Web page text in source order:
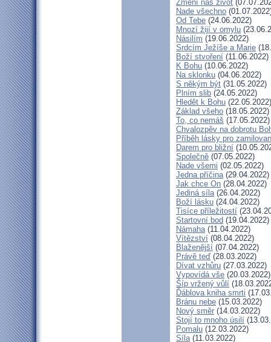
Změní náš život
Nade všechno
Od Tebe (24.06.2022)
Mnozí žijí v omylu
Násilím (19.06.2022)
Srdcím Ježíše a Marie
Boží stvoření (11.06.2022)
K Bohu (10.06.2022)
Na sklonku (04.06.2022)
S někým být (31.05.2022)
Plním slib (24.05.2022)
Hledět k Bohu (22.05.2022)
Základ všeho (18.05.2022)
To, co nemáš (17.05.2022)
Chvalozpěv na dobrotu
Příběh lásky pro
Darem pro bližní
Společně (07.05.2022)
Nade všemi (02.05.2022)
Jedna příčina(29.04.2022)
Jak chce On (28.04.2022)
Jediná síla(26.04.2022)
Boží lásku (24.04.2022)
Tisíce příležitostí
Startovní bod (19.04.2022)
Námaha(11.04.2022)
Vítězství (08.04.2022)
Blaženější (07.04.2022)
Právě teď (28.03.2022)
Dívat vzhůru (27.03.2022)
Vypovídá vše (20.03.2022)
Šíp vržený vůlí
Ďáblova kniha smrti
Bránu nebe (15.03.2022)
Nový směr (14.03.2022)
Stojí to mnoho úsilí
Pomalu (12.03.2022)
Síla(11.03.2022)